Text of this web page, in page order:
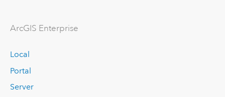
ArcGIS Enterprise
Local
Portal
Server